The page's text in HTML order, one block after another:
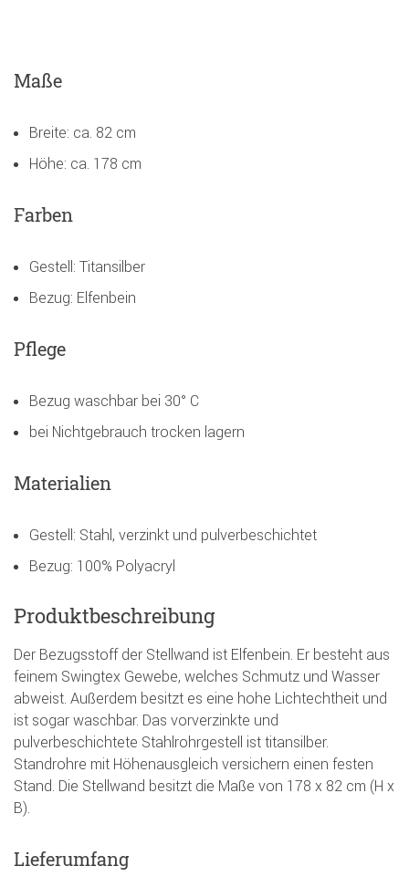
Maße
Breite: ca. 82 cm
Höhe: ca. 178 cm
Farben
Gestell: Titansilber
Bezug: Elfenbein
Pflege
Bezug waschbar bei 30° C
bei Nichtgebrauch trocken lagern
Materialien
Gestell: Stahl, verzinkt und pulverbeschichtet
Bezug: 100% Polyacryl
Produktbeschreibung
Der Bezugsstoff der Stellwand ist Elfenbein. Er besteht aus
feinem Swingtex Gewebe, welches Schmutz und Wasser
abweist. Außerdem besitzt es eine hohe Lichtechtheit und
ist sogar waschbar. Das vorverzinkte und
pulverbeschichtete Stahlrohrgestell ist titansilber.
Standrohre mit Höhenausgleich versichern einen festen
Stand. Die Stellwand besitzt die Maße von 178 x 82 cm (H x
B).
Lieferumfang